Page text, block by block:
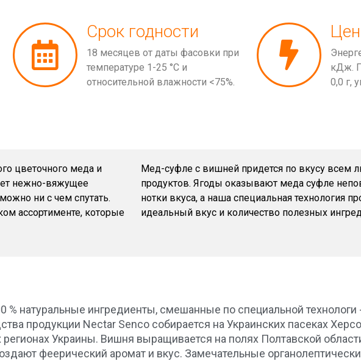
Срок годности
18 месяцев от даты фасовки при
температуре 1-25 °С и
относительной влажности <75%.
кДж.
0,0 г,
цветочного меда и
нежно-вяжущее
ни с чем спутать.
ассортименте, которые
Мед-суфле с вишней придется по вкусу всем
продуктов. Ягоды оказывают меда суфле
нотки вкуса, а наша специальная технология
идеальный вкус и количество полезных
% натуральные ингредиенты, смешанные по специальной
продукции Nectar Senco собирается на Украинских пасеках
регионах Украины. Вишня выращивается на полях Полтавской
феерический аромат и вкус. Замечательные